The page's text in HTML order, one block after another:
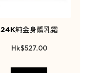
24K純金身體乳霜
$527.00